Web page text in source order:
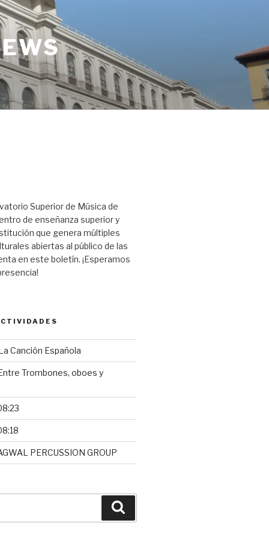
Superior de Música de
de enseñanza superior y
que genera múltiples
abiertas al público de las
en este boletín. ¡Esperamos
Canción Española
Trombones, oboes y
PERCUSSION GROUP